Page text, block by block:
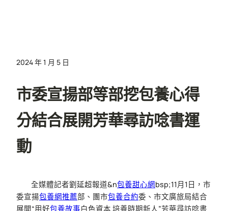
2024 年 1 月 5 日
市委宣揚部等部挖包養心得
分結合展開芳華尋訪唸書運
動
全媒體記者劉延超報道&n包養甜心網bsp;11月1日，市
委宣揚包養網推薦部、團市包養合約委、市文廣旅局結合
展開“用好包養故事白色資本 培養時期新人”芳華尋訪唸書